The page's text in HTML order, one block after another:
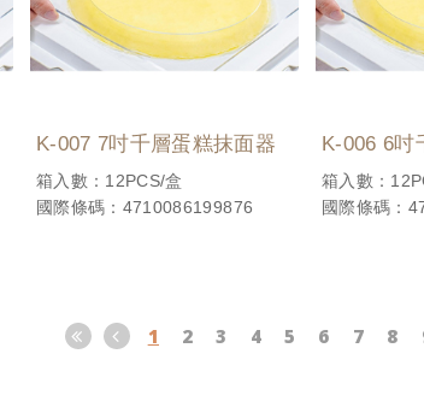
K-007 7吋千層蛋糕抹面器
箱入數：12PCS/盒
國際條碼：4710086199876
K-006 6吋
箱入數：
國際條碼：
1 2 3 4 5 6 7 8